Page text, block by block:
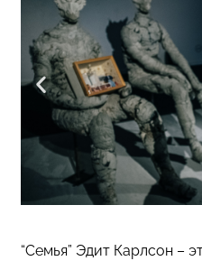
“Семья” Эдит Карлсон –